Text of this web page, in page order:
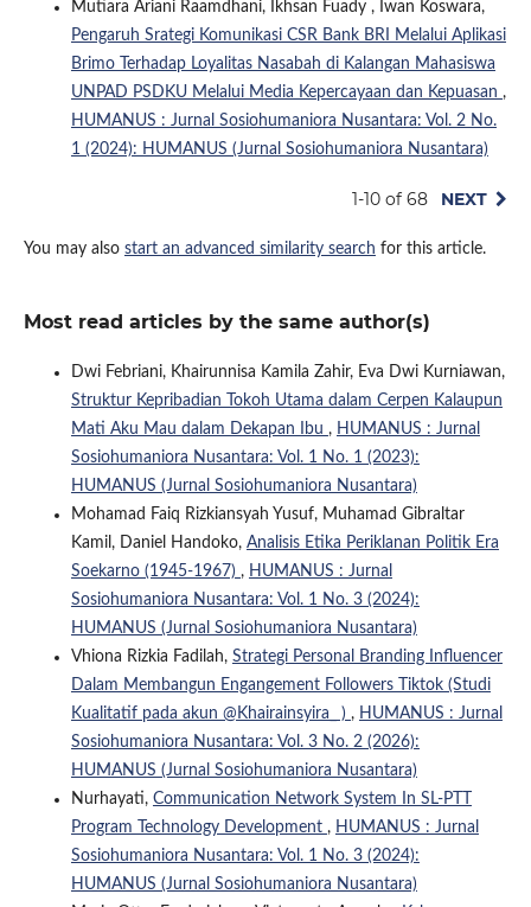
Mutiara Ariani Raamdhani, Ikhsan Fuady , Iwan Koswara,
Pengaruh Srategi Komunikasi CSR Bank BRI Melalui Aplikasi
Brimo Terhadap Loyalitas Nasabah di Kalangan Mahasiswa
UNPAD PSDKU Melalui Media Kepercayaan dan Kepuasan ,
HUMANUS : Jurnal Sosiohumaniora Nusantara: Vol. 2 No.
1 (2024): HUMANUS (Jurnal Sosiohumaniora Nusantara)
1-10 of 68 NEXT
You may also start an advanced similarity search for this article.
Most read articles by the same author(s)
Dwi Febriani, Khairunnisa Kamila Zahir, Eva Dwi Kurniawan,
Struktur Kepribadian Tokoh Utama dalam Cerpen Kalaupun
Mati Aku Mau dalam Dekapan Ibu , HUMANUS : Jurnal
Sosiohumaniora Nusantara: Vol. 1 No. 1 (2023):
HUMANUS (Jurnal Sosiohumaniora Nusantara)
Mohamad Faiq Rizkiansyah Yusuf, Muhamad Gibraltar
Kamil, Daniel Handoko, Analisis Etika Periklanan Politik Era
Soekarno (1945-1967) , HUMANUS : Jurnal
Sosiohumaniora Nusantara: Vol. 1 No. 3 (2024):
HUMANUS (Jurnal Sosiohumaniora Nusantara)
Vhiona Rizkia Fadilah, Strategi Personal Branding Influencer
Dalam Membangun Engangement Followers Tiktok (Studi
Kualitatif pada akun @Khairainsyira_ ) , HUMANUS : Jurnal
Sosiohumaniora Nusantara: Vol. 3 No. 2 (2026):
HUMANUS (Jurnal Sosiohumaniora Nusantara)
Nurhayati, Communication Network System In SL-PTT
Program Technology Development , HUMANUS : Jurnal
Sosiohumaniora Nusantara: Vol. 1 No. 3 (2024):
HUMANUS (Jurnal Sosiohumaniora Nusantara)